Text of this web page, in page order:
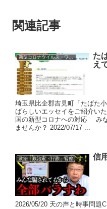
関連記事
新型コロナウイルス・ワクチン
た
え
埼玉県比企郡吉見町「たばた
ばらしいエッセイをご紹介い
国の新型コロナへの対応 み
ませんか？ 2022/07/17 ...
政治・政治家・行政・官僚 信
2026/05/20 天の声と時事問題